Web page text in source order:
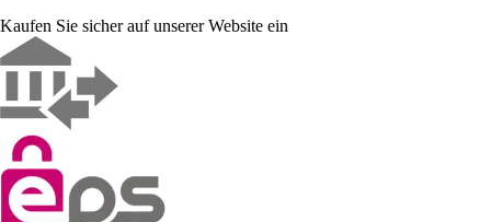
Kaufen Sie sicher auf unserer Website ein